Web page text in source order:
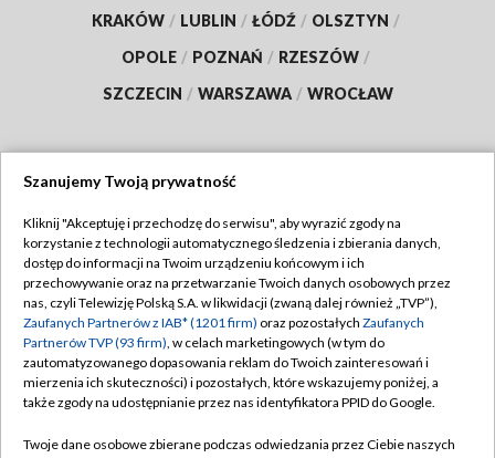
KRAKÓW / LUBLIN / ŁÓDŹ / OLSZTYN /
OPOLE / POZNAŃ / RZESZÓW /
SZCZECIN / WARSZAWA / WROCŁAW
TVP
Abonament TVP
Emisja w TVP
Centrum informacji TVP
Naziemna Telewizja Cyfrowa
Regulamin TVP
Polityka prywatności
Moje zgody
Pomoc
Szanujemy Twoją prywatność
Kliknij "Akceptuję i przechodzę do serwisu", aby wyrazić zgody na
korzystanie z technologii automatycznego śledzenia i zbierania danych,
dostęp do informacji na Twoim urządzeniu końcowym i ich
przechowywanie oraz na przetwarzanie Twoich danych osobowych przez
nas, czyli Telewizję Polską S.A. w likwidacji (zwaną dalej również „TVP”),
Zaufanych Partnerów z IAB* (1201 firm) oraz pozostałych Zaufanych
Partnerów TVP (93 firm), w celach marketingowych (w tym do
zautomatyzowanego dopasowania reklam do Twoich zainteresowań i
mierzenia ich skuteczności) i pozostałych, które wskazujemy poniżej, a
także zgody na udostępnianie przez nas identyfikatora PPID do Google.
Twoje dane osobowe zbierane podczas odwiedzania przez Ciebie naszych